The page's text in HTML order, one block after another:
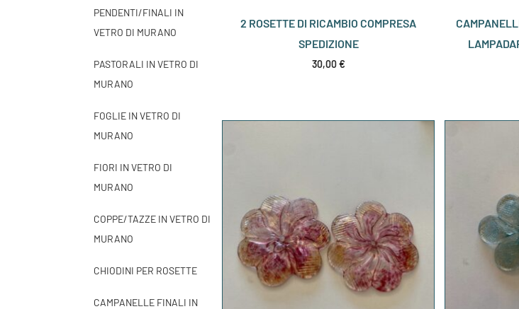
PENDENTI/FINALI IN
VETRO DI MURANO
PASTORALI IN VETRO DI
MURANO
FOGLIE IN VETRO DI
MURANO
FIORI IN VETRO DI
MURANO
COPPE/TAZZE IN VETRO DI
MURANO
CHIODINI PER ROSETTE
CAMPANELLE FINALI IN
2 ROSETTE DI RICAMBIO COMPRESA
SPEDIZIONE
30,00€